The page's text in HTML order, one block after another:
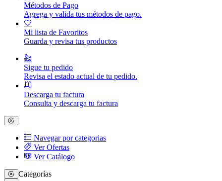
Métodos de Pago
Agrega y valida tus métodos de pago.
Mi lista de Favoritos
Guarda y revisa tus productos
Sigue tu pedido
Revisa el estado actual de tu pedido.
Descarga tu factura
Consulta y descarga tu factura
Navegar por categorias
Ver Ofertas
Ver Catálogo
Categorías